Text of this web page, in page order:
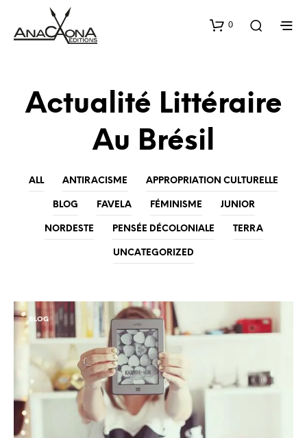
0
Actualité Littéraire
Au Brésil
ALL ANTIRACISME APPROPRIATION CULTURELLE
BLOG FAVELA FÉMINISME JUNIOR
NORDESTE PENSÉE DÉCOLONIALE TERRA
UNCATEGORIZED
BLOG